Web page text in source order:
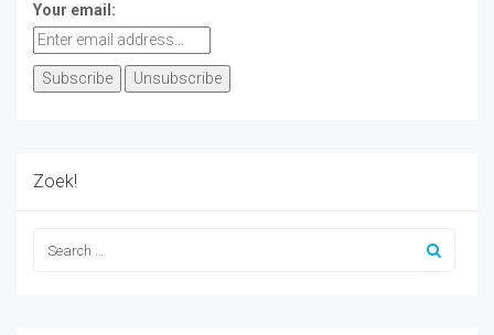
Your email:
Zoek!